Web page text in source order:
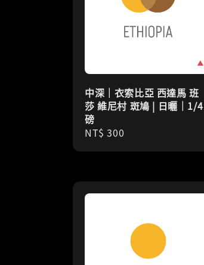
中深｜衣索比亞 西達馬 班
莎 維尼村 斑鳩 | 日曬｜1/4
磅
Regular
NT$ 300